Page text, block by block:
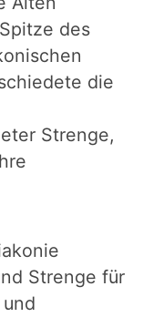
des
die
Strenge,
Strenge für